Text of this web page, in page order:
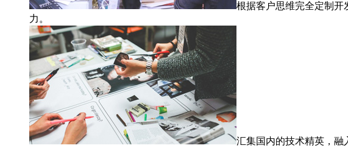
根据客户思维完全定制开
力。
汇集国内的技术精英，融